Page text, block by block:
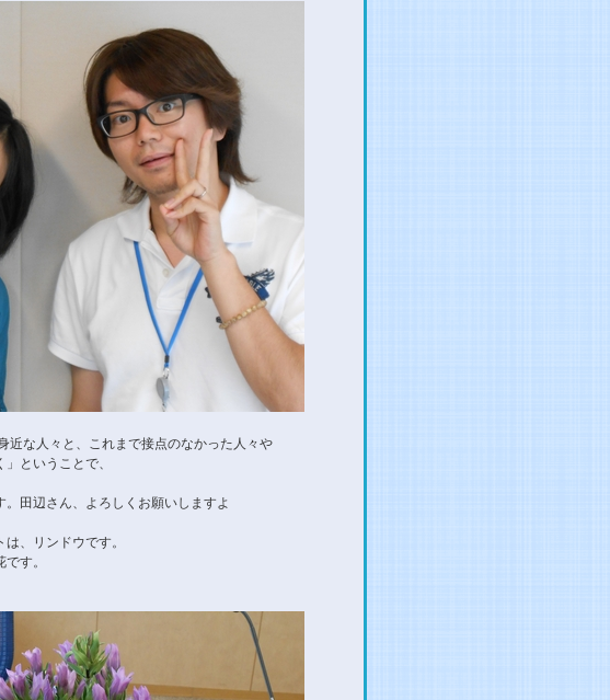
近な人々と、これまで接点のなかった人々や
ということで、
田辺さん、よろしくお願いしますよ
、リンドウです。
す。